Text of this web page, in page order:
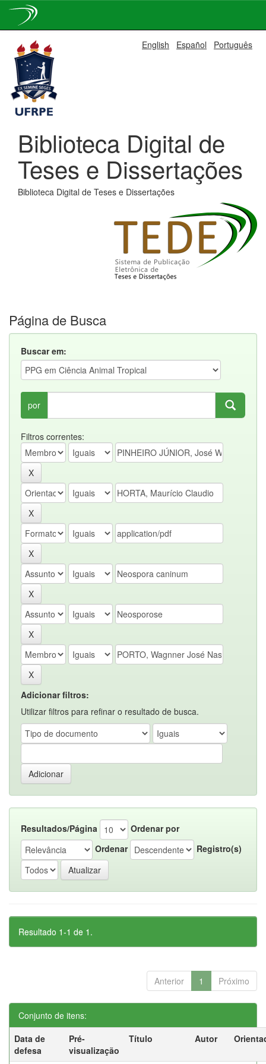
navigation
English Español Português
Biblioteca Digital de
Teses e Dissertações
Biblioteca Digital de Teses e Dissertações
Página de Busca
Buscar em:
por
Filtros correntes:
Adicionar filtros:
Utilizar filtros para refinar o resultado de busca.
Resultados/Página
Ordenar por
Ordenar
Registro(s)
Resultado 1-1 de 1.
Anterior 1 Próximo
Conjunto de itens:
Data de
defesa
Pré-
visualização
Título Autor